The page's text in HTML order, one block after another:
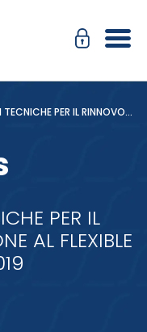
PER IL RINNOVO…
PER IL
AL FLEXIBLE